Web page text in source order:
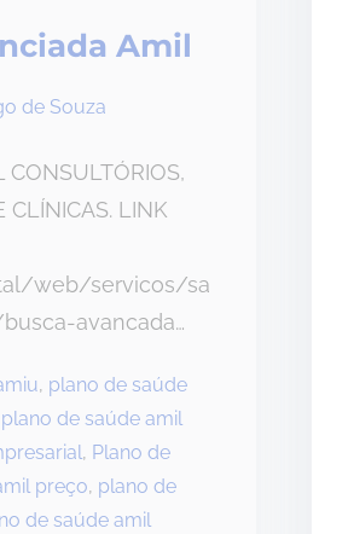
Amil
de Souza
CONSULTÓRIOS,
CLÍNICAS. LINK
web/servicos/sa
avancada…
, plano de saúde
plano de saúde amil
, Plano de
preço, plano de
de saúde amil